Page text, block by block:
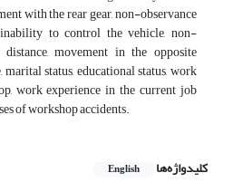
with the rear gear, non-observance
to control the vehicle, non-
movement in the opposite
status, educational status, work
work experience in the current job
of workshop accidents.
کلیدواژه‌ها English